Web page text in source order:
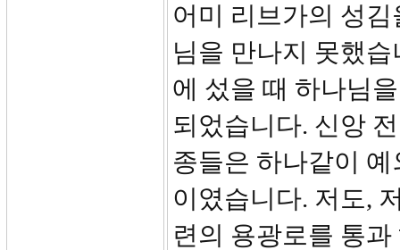
어미 리브가의 성
님을 만나지 못했
에 섰을 때 하나님
되었습니다. 신앙
종들은 하나같이
이였습니다. 저도,
련의 용광로를 통